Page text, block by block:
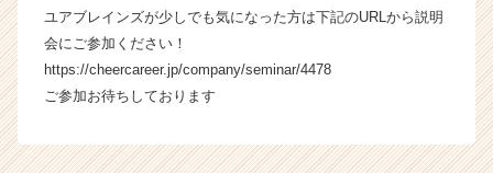
ユアブレインズが少しでも気になった方は下記のURLから説明
会にご参加ください！
https://cheercareer.jp/company/seminar/4478
ご参加お待ちしております